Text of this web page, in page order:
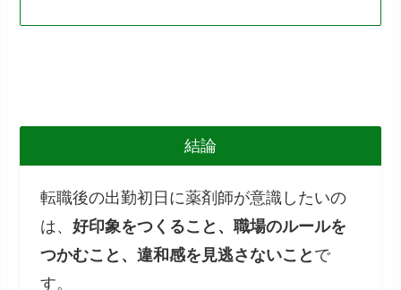
結論
転職後の出勤初日に薬剤師が意識したいの
は、 好印象をつくること、職場のルールを
つかむこと、違和感を見逃さないこと で
す。